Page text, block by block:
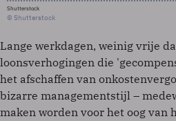
Shutterstock
© Shutterstock
Lange werkdagen, weinig vrije
loonsverhogingen die
het afschaffen van
bizarre managementstijl –
maken worden voor het oog van